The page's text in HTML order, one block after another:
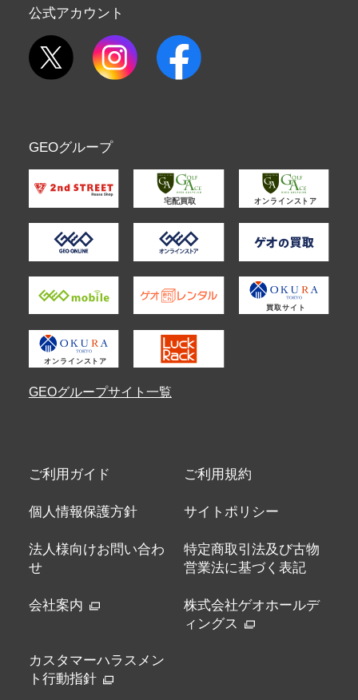
公式アカウント
GEOグループ
GEOグループサイト一覧
ご利用ガイド ご利用規約
個人情報保護方針 サイトポリシー
法人様向けお問い合わ
せ
特定商取引法及び古物
営業法に基づく表記
会社案内
株式会社ゲオホールデ
ィングス
カスタマーハラスメン
ト行動指針